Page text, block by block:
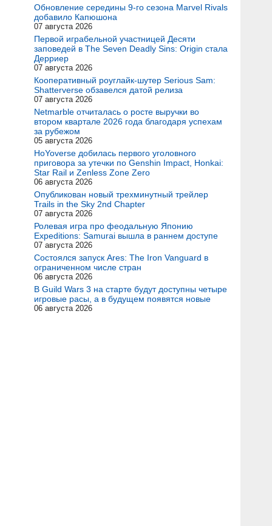
Обновление середины 9-го сезона Marvel Rivals
добавило Капюшона
07 августа 2026
Первой играбельной участницей Десяти
заповедей в The Seven Deadly Sins: Origin стала
Дерриер
07 августа 2026
Кооперативный роуглайк-шутер Serious Sam:
Shatterverse обзавелся датой релиза
07 августа 2026
Netmarble отчиталась о росте выручки во
втором квартале 2026 года благодаря успехам
за рубежом
05 августа 2026
HoYoverse добилась первого уголовного
приговора за утечки по Genshin Impact, Honkai:
Star Rail и Zenless Zone Zero
06 августа 2026
Опубликован новый трехминутный трейлер
Trails in the Sky 2nd Chapter
07 августа 2026
Ролевая игра про феодальную Японию
Expeditions: Samurai вышла в раннем доступе
07 августа 2026
Состоялся запуск Ares: The Iron Vanguard в
ограниченном числе стран
06 августа 2026
В Guild Wars 3 на старте будут доступны четыре
игровые расы, а в будущем появятся новые
06 августа 2026